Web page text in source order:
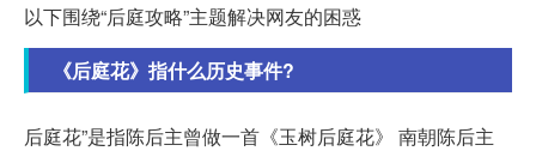
以下围绕“后庭攻略”主题解决网友的困惑
《后庭花》指什么历史事件?
后庭花”是指陈后主曾做一首《玉树后庭花》 南朝陈后主